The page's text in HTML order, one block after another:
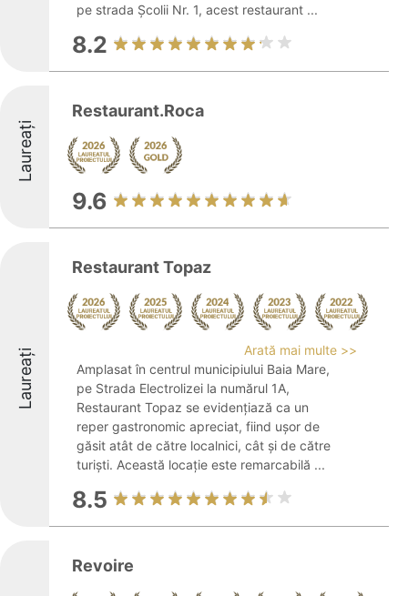
pe strada Școlii Nr. 1, acest restaurant ...
8.2
Laureați
Restaurant.Roca
9.6
Laureați
Restaurant Topaz
Arată mai multe >>
Amplasat în centrul municipiului Baia Mare,
pe Strada Electrolizei la numărul 1A,
Restaurant Topaz se evidențiază ca un
reper gastronomic apreciat, fiind ușor de
găsit atât de către localnici, cât și de către
turiști. Această locație este remarcabilă ...
8.5
Revoire